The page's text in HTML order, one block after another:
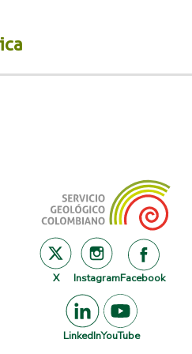
X InstagramFacebook
LinkedInYouTube